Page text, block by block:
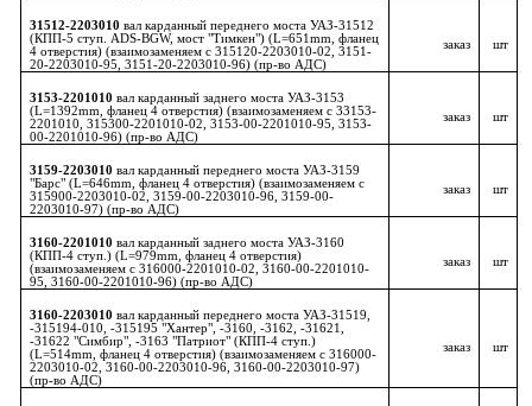
31512-2203010 вал карданный переднего моста УАЗ-31512
(КПП-5 ступ. ADS-BGW, мост "Тимкен") (L=651mm, фланец
4 отверстия) (взаимозаменяем с 315120-2203010-02, 3151-
20-2203010-95, 3151-20-2203010-96) (пр-во АДС)
заказ шт
3153-2201010 вал карданный заднего моста УАЗ-3153
(L=1392mm, фланец 4 отверстия) (взаимозаменяем с 33153-
2201010, 315300-2201010-02, 3153-00-2201010-95, 3153-
00-2201010-96) (пр-во АДС)
заказ шт
3159-2203010 вал карданный переднего моста УАЗ-3159
"Барс" (L=646mm, фланец 4 отверстия) (взаимозаменяем с
315900-2203010-02, 3159-00-2203010-96, 3159-00-
2203010-97) (пр-во АДС)
заказ шт
3160-2201010 вал карданный заднего моста УАЗ-3160
(КПП-4 ступ.) (L=979mm, фланец 4 отверстия)
(взаимозаменяем с 316000-2201010-02, 3160-00-2201010-
95, 3160-00-2201010-96) (пр-во АДС)
заказ шт
3160-2203010 вал карданный переднего моста УАЗ-31519,
-315194-010, -315195 "Хантер", -3160, -3162, -31621,
-31622 "Симбир", -3163 "Патриот" (КПП-4 ступ.)
(L=514mm, фланец 4 отверстия) (взаимозаменяем с 316000-
2203010-02, 3160-00-2203010-96, 3160-00-2203010-97)
(пр-во АДС)
заказ шт